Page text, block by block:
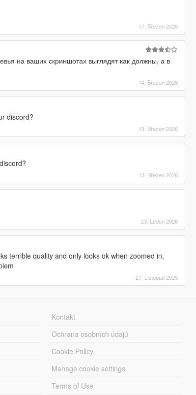
17. Březen 2026
на ваших скриншотах выглядят как должны, а в
14. Březen 2026
discord?
13. Březen 2026
13. Březen 2026
23. Leden 2026
terrible quality and only looks ok when zoomed in,
27. Listopad 2025
Kontakt
Ochrana osobních údajů
Cookie Policy
Manage cookie settings
Terms of Use